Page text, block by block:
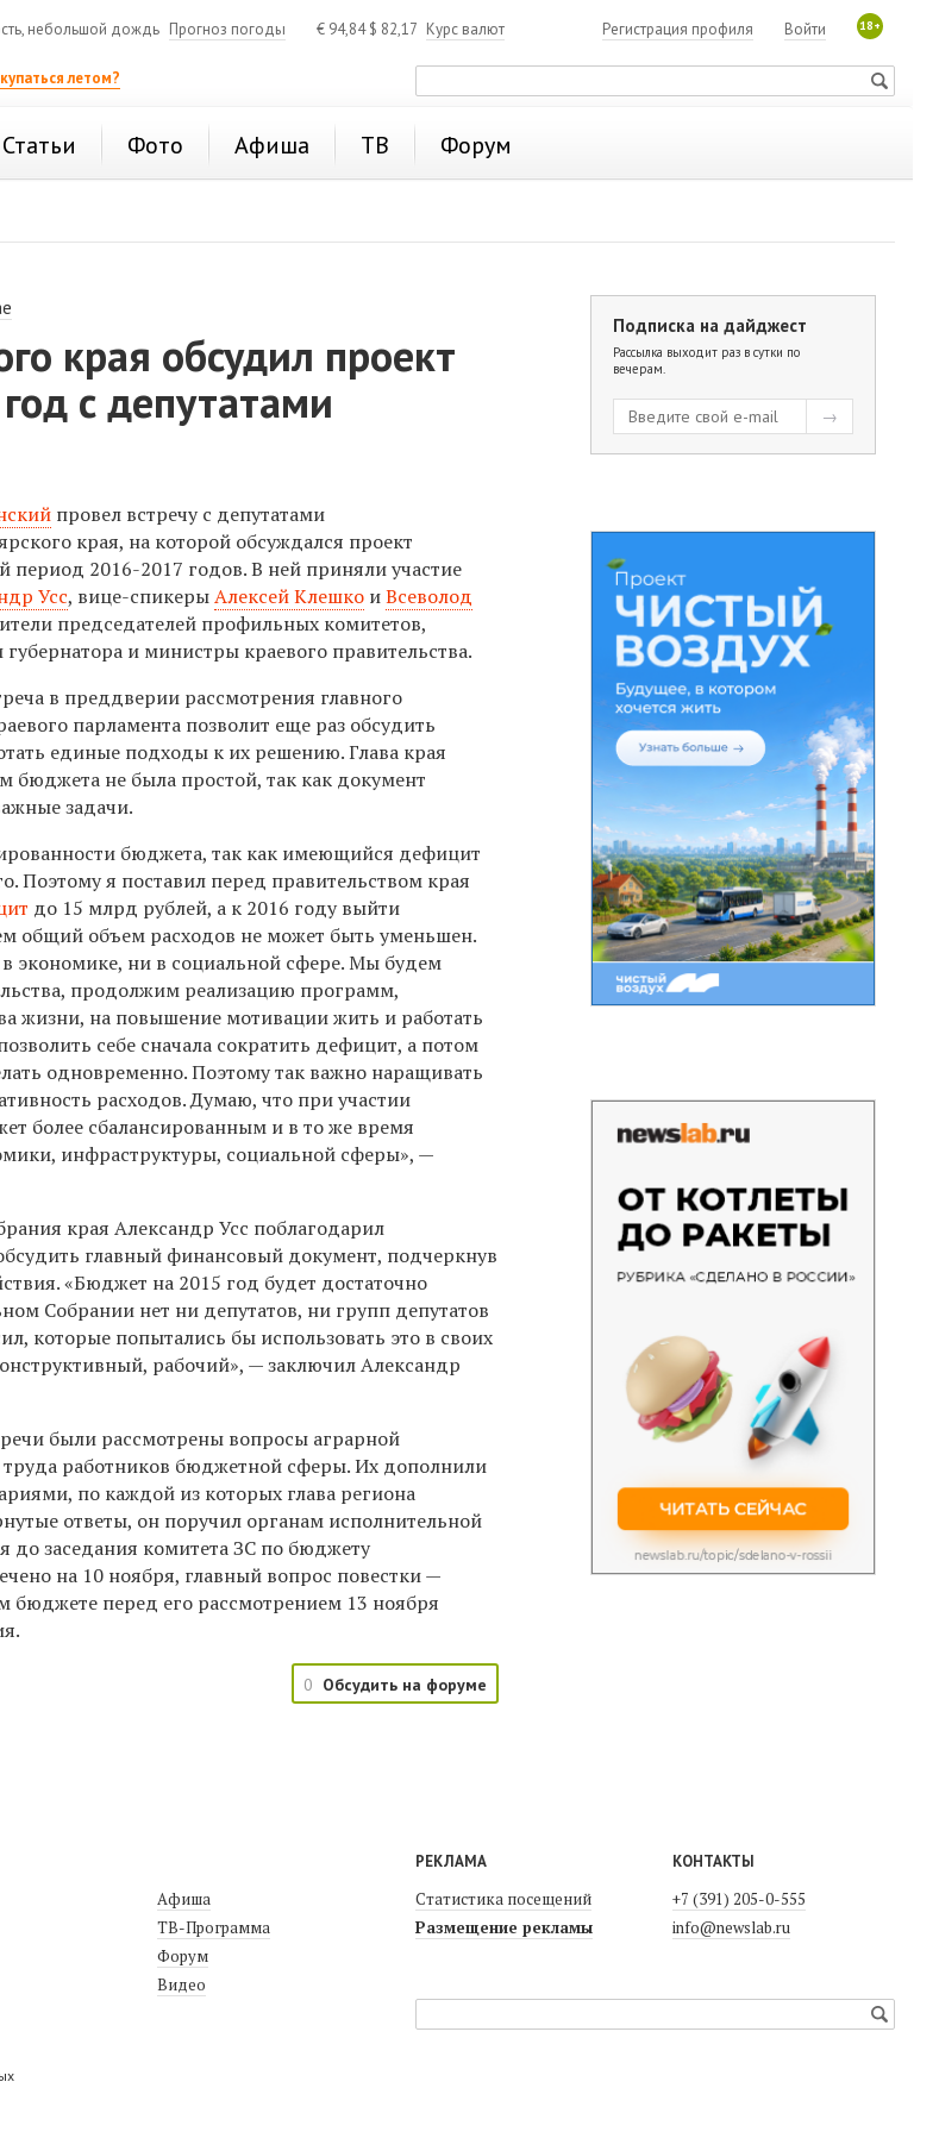
небольшой дождь Прогноз погоды € 94,84$ 82,17 Курс валют 18+
Войти
Регистрация профиля
летом?
Статьи Фото Афиша ТВ Форум
края обсудил проект
с депутатами
провел встречу с депутатами
края, на которой обсуждался проект
2016-2017 годов. В ней приняли участие
Усс, вице-спикерыАлексей Клешко иВсеволод
председателей профильных комитетов,
и министры краевого правительства.
в преддверии рассмотрения главного
парламента позволит еще раз обсудить
единые подходы к их решению. Глава края
бюджета не была простой, так как документ
задачи.
бюджета, так как имеющийся дефицит
Поэтому я поставил перед правительством края
до 15 млрд рублей, а к 2016 году выйти
общий объем расходов не может быть уменьшен.
экономике, ни в социальной сфере. Мы будем
продолжим реализацию программ,
жизни, на повышение мотивации жить и работать
себе сначала сократить дефицит, а потом
одновременно. Поэтому так важно наращивать
расходов. Думаю, что при участии
более сбалансированным и в то же время
инфраструктуры, социальной сферы», —
края Александр Усс поблагодарил
главный финансовый документ, подчеркнув
«Бюджет на 2015 год будет достаточно
Собрании нет ни депутатов, ни групп депутатов
которые попытались бы использовать это в своих
рабочий», — заключил Александр
были рассмотрены вопросы аграрной
работников бюджетной сферы. Их дополнили
по каждой из которых глава региона
ответы, он поручил органам исполнительной
до заседания комитета ЗС по бюджету
на 10 ноября, главный вопрос повестки —
бюджете перед его рассмотрением 13 ноября
0 Обсудить на форуме
Подписка на дайджест
Рассылка выходит раз в сутки по
вечерам.
Афиша
ТВ-Программа
Форум
Видео
РЕКЛАМА
Статистика посещений
Размещение рекламы
КОНТАКТЫ
+7 (391) 205-0-555
info@newslab.ru